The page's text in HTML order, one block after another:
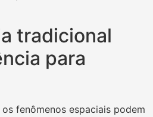
tradicional
para
fenômenos espaciais podem